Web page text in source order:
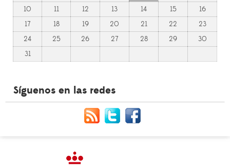
10
11 12 13 14 15
16
17
18 19 20 21 22
23
24
25 26 27 28 29
30
31
Síguenos en las redes